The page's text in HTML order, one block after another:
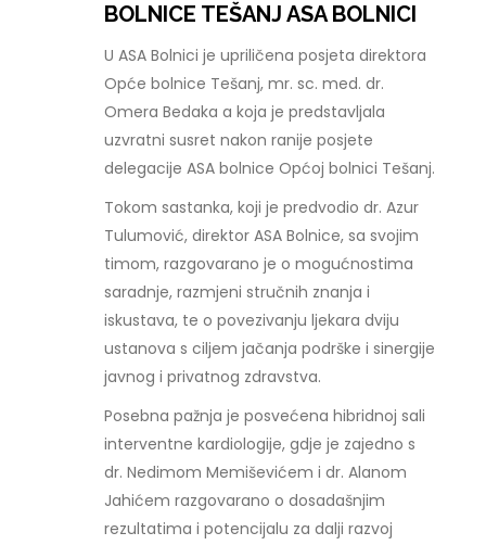
BOLNICE TEŠANJ ASA BOLNICI
U ASA Bolnici je upriličena posjeta direktora
Opće bolnice Tešanj, mr. sc. med. dr.
Omera Bedaka a koja je predstavljala
uzvratni susret nakon ranije posjete
delegacije ASA bolnice Općoj bolnici Tešanj.
Tokom sastanka, koji je predvodio dr. Azur
Tulumović, direktor ASA Bolnice, sa svojim
timom, razgovarano je o mogućnostima
saradnje, razmjeni stručnih znanja i
iskustava, te o povezivanju ljekara dviju
ustanova s ciljem jačanja podrške i sinergije
javnog i privatnog zdravstva.
Posebna pažnja je posvećena hibridnoj sali
interventne kardiologije, gdje je zajedno s
dr. Nedimom Memiševićem i dr. Alanom
Jahićem razgovarano o dosadašnjim
rezultatima i potencijalu za dalji razvoj